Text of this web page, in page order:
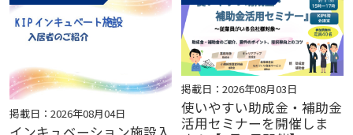
掲載日：2026年08月04日
掲載日：2026年08月03日
使いやすい助成金・補助金
活用セミナーを開催しま